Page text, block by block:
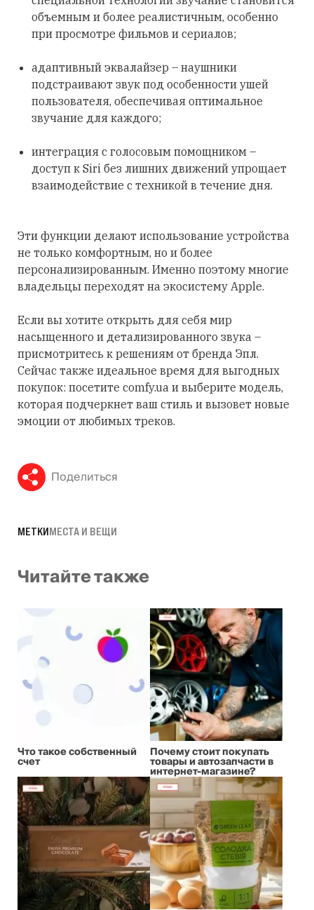
объемным и более реалистичным, особенно
при просмотре фильмов и сериалов;
адаптивный эквалайзер – наушники
подстраивают звук под особенности ушей
пользователя, обеспечивая оптимальное
звучание для каждого;
интеграция с голосовым помощником –
доступ к Siri без лишних движений упрощает
взаимодействие с техникой в течение дня.
Эти функции делают использование устройства
не только комфортным, но и более
персонализированным. Именно поэтому многие
владельцы переходят на экосистему Apple.
Если вы хотите открыть для себя мир
насыщенного и детализированного звука –
присмотритесь к решениям от бренда Эпл.
Сейчас также идеальное время для выгодных
покупок: посетите comfy.ua и выберите модель,
которая подчеркнет ваш стиль и вызовет новые
эмоции от любимых треков.
Поделиться
МЕТКИМЕСТА И ВЕЩИ
Читайте также
Что такое собственный
счет
Почему стоит покупать
товары и автозапчасти в
интернет-магазине?